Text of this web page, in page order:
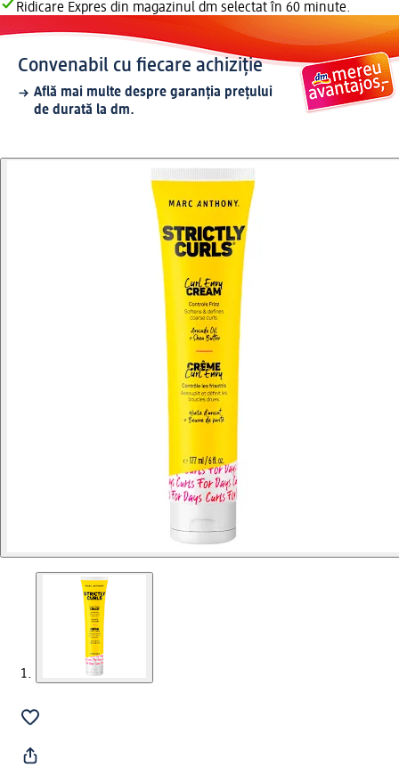
Ridicare Expres din magazinul dm selectat în 60 minute.
Convenabil cu fiecare achiziție
Află mai multe despre garanția prețului
de durată la dm.